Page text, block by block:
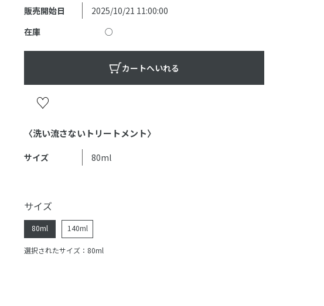
〈洗い流さないトリートメント〉
販売開始日
2025/10/21 11:00:00
サイズ 80ml
在庫 ○
サイズ
80ml 140ml
選択されたサイズ：80ml
カートへいれる